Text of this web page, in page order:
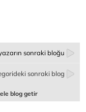
sonraki bloğu
sonraki blog
blog getir